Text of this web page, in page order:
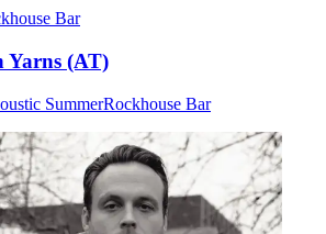
Bar
Yarns (AT)
SummerRockhouse Bar